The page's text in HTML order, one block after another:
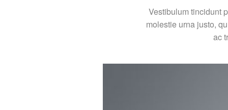
Vestibulum tincidunt
molestie urna justo,
ac